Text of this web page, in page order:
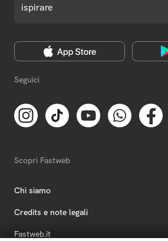
ispirare
Seguici
Scopri Fastweb
Chi siamo
Credits e note legali
Fastweb.it